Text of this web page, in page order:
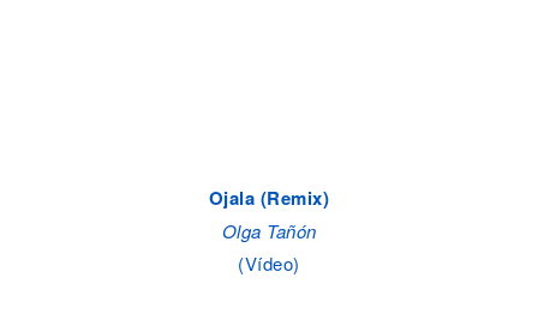
Ojala (Remix)
Olga Tañón
(Vídeo)